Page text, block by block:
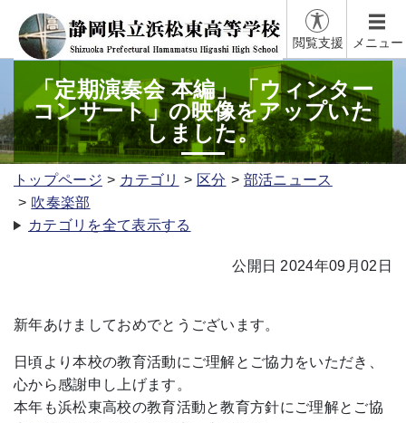
閲覧支援 メニュー
「定期演奏会 本編」「ウィンター
コンサート」の映像をアップいた
しました。
トップページ カテゴリ 区分
部活ニュース
吹奏楽部
カテゴリを全て表示する
公開日 2024年09月02日
新年あけましておめでとうございます。
日頃より本校の教育活動にご理解とご協力をいただき、
心から感謝申し上げます。
本年も浜松東高校の教育活動と教育方針にご理解とご協